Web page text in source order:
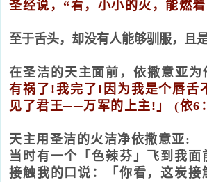
圣经说，“看，小小的火，能燃
至于舌头，却没有人能够驯服，且
在圣洁的天主面前，依撒意亚
有祸了!我完了!因为我是个唇舌
见了君王──万军的上主!」 (依6
天主用圣洁的火洁净依撒意亚:
当时有一个「色辣芬」飞到我面
接触我的口说：「你看，这炭